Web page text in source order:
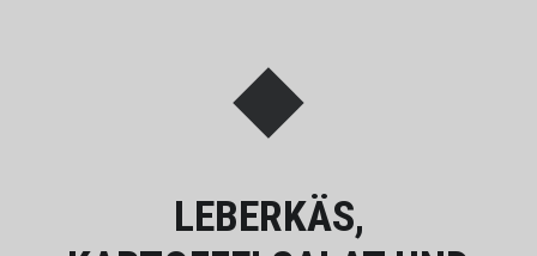
LEBERKÄS,